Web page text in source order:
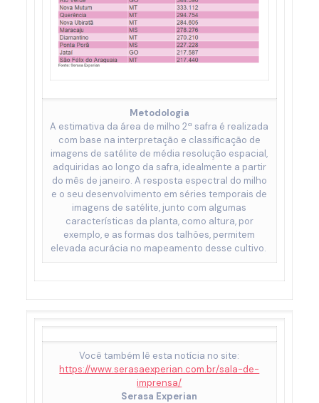
Metodologia
A estimativa da área de milho 2ª safra é realizada
com base na interpretação e classificação de
imagens de satélite de média resolução espacial,
adquiridas ao longo da safra, idealmente a partir
do mês de janeiro. A resposta espectral do milho
e o seu desenvolvimento em séries temporais de
imagens de satélite, junto com algumas
características da planta, como altura, por
exemplo, e as formas dos talhões, permitem
elevada acurácia no mapeamento desse cultivo.
Você também lê esta notícia no site:
https://www.serasaexperian.com.br/sala-de-
imprensa/
Serasa Experian